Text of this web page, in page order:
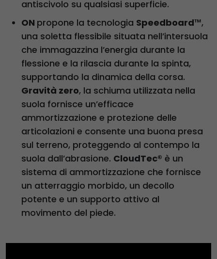
antiscivolo su qualsiasi superficie.
ON propone la tecnologia Speedboard™,
una soletta flessibile situata nell’intersuola
che immagazzina l’energia durante la
flessione e la rilascia durante la spinta,
supportando la dinamica della corsa.
Gravità zero, la schiuma utilizzata nella
suola fornisce un’efficace
ammortizzazione e protezione delle
articolazioni e consente una buona presa
sul terreno, proteggendo al contempo la
suola dall’abrasione. CloudTec® è un
sistema di ammortizzazione che fornisce
un atterraggio morbido, un decollo
potente e un supporto attivo al
movimento del piede.